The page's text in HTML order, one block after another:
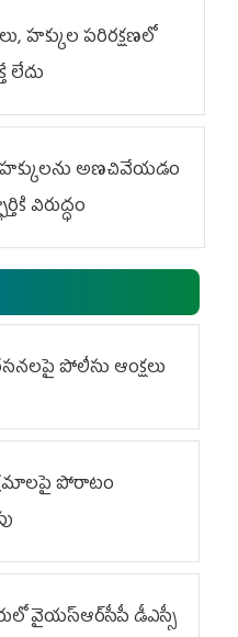
హక్కుల పరిరక్షణలో
లేదు
అణచివేయడం
విరుద్ధం
పోలీసు ఆంక్షలు
పోరాటం
వైయ‌స్ఆర్‌సీపీ డీఎస్సీ